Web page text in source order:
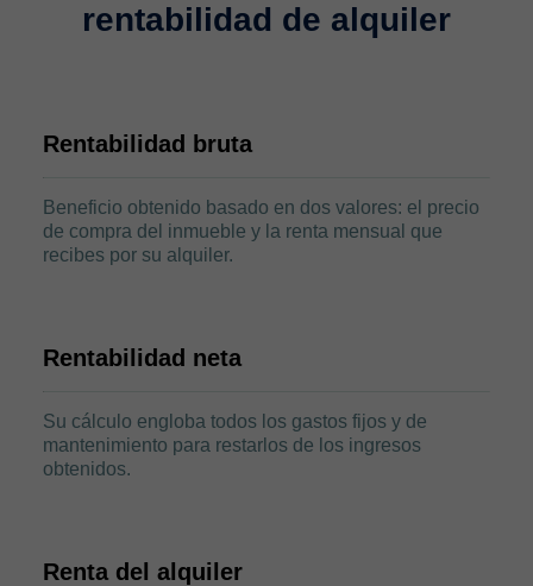
rentabilidad de alquiler
Rentabilidad bruta
Beneficio obtenido basado en dos valores: el precio
de compra del inmueble y la renta mensual que
recibes por su alquiler.
Rentabilidad neta
Su cálculo engloba todos los gastos fijos y de
mantenimiento para restarlos de los ingresos
obtenidos.
Renta del alquiler